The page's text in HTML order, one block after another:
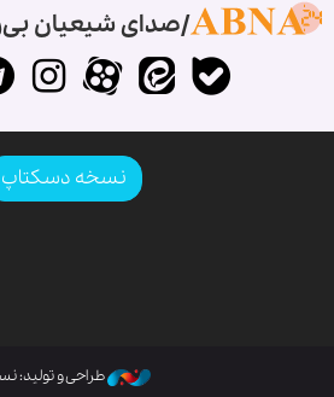
صدای شیعیان
نسخه دسکتاپ
طراحی و تولید: